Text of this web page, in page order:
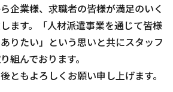
企業様、求職者の皆様が満足のいく
ます。「人材派遣事業を通じて皆様
りたい」という思いと共にスタッフ
組んでおります。
ともよろしくお願い申し上げます。